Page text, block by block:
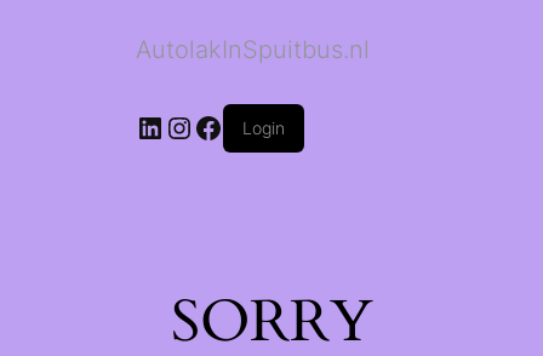
AutolakInSpuitbus.nl
LinkedIn
Instagram
Facebook
Login
SORRY